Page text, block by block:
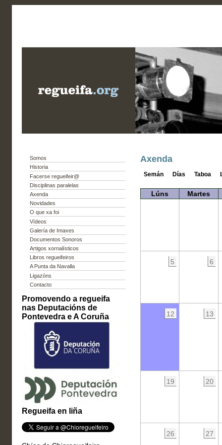
Somos
Historia
Facerse regueifeir@
Disciplinas paralelas
Axenda
Novidades
O que xa foi
Vídeos
Galería de Imaxes
Documentos Sonoros
Artigos xornalísticos
Libros regueifeiros
A Punta da Navalla
Ligazóns
Contacto
Promovendo a regueifa
nas Deputacións de
Pontevedra e A Coruña
Regueifa en liña
Axenda
Semán Días Taboa
Lúns Martes
5 6
12 13
19 20
26 27